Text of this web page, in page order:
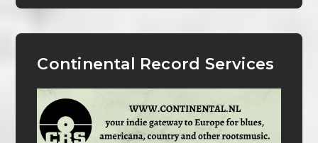
Continental Record Services